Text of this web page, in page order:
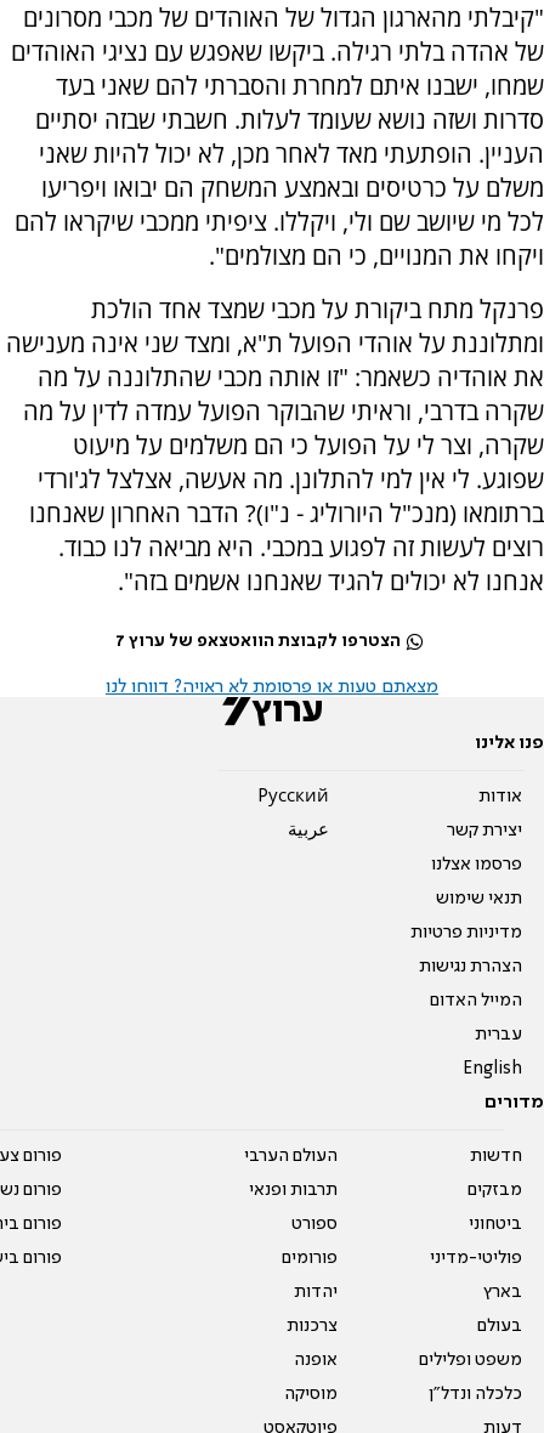
"קיבלתי מהארגון הגדול של האוהדים של מכבי מסרונים
של אהדה בלתי רגילה. ביקשו שאפגש עם נציגי האוהדים
שמחו, ישבנו איתם למחרת והסברתי להם שאני בעד
סדרות ושזה נושא שעומד לעלות. חשבתי שבזה יסתיים
העניין. הופתעתי מאד לאחר מכן, לא יכול להיות שאני
משלם על כרטיסים ובאמצע המשחק הם יבואו ויפריעו
לכל מי שיושב שם ולי, ויקללו. ציפיתי ממכבי שיקראו להם
ויקחו את המנויים, כי הם מצולמים".
פרנקל מתח ביקורת על מכבי שמצד אחד הולכת
ומתלוננת על אוהדי הפועל ת"א, ומצד שני אינה מענישה
את אוהדיה כשאמר: "זו אותה מכבי שהתלוננה על מה
שקרה בדרבי, וראיתי שהבוקר הפועל עמדה לדין על מה
שקרה, וצר לי על הפועל כי הם משלמים על מיעוט
שפוגע. לי אין למי להתלונן. מה אעשה, אצלצל לג'ורדי
ברתומאו (מנכ"ל היורוליג - נ"ו)? הדבר האחרון שאנחנו
רוצים לעשות זה לפגוע במכבי. היא מביאה לנו כבוד.
אנחנו לא יכולים להגיד שאנחנו אשמים בזה".
הצטרפו לקבוצת הוואטצאפ של ערוץ 7
מצאתם טעות או פרסומת לא ראויה? דווחו לנו
פנו אלינו
אודות
יצירת קשר
פרסמו אצלנו
תנאי שימוש
מדיניות פרטיות
הצהרת נגישות
המייל האדום
עברית
English
Pусский
عربية
מדורים
חדשות
מבזקים
ביטחוני
פוליטי-מדיני
בארץ
בעולם
משפט ופלילים
כלכלה ונדל"ן
דעות
העולם הערבי
תרבות ופנאי
ספורט
פורומים
יהדות
צרכנות
אופנה
מוסיקה
פיוטקאסט
פורום
פורום
פורום
פורום